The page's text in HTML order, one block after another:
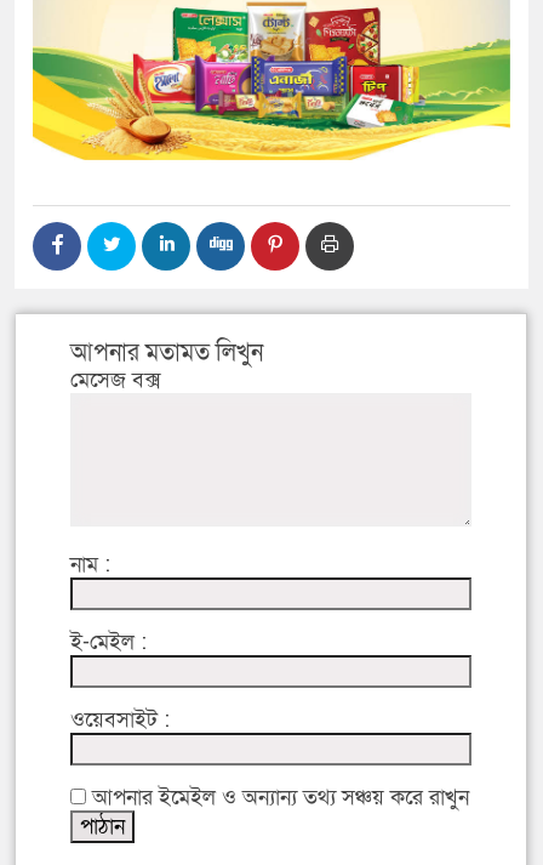
আপনার মতামত লিখুন
মেসেজ বক্স
নাম :
ই-মেইল :
ওয়েবসাইট :
আপনার ইমেইল ও অন্যান্য তথ্য সঞ্চয় করে রাখুন